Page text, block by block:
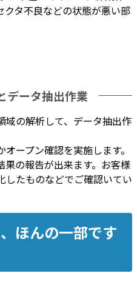
タ不良などの状態が悪い部
データ抽出作業
域の解析して、データ抽出作
ープン確認を実施します。
果の報告が出来ます。お客様
したものなどでご確認いてい
ほんの一部です